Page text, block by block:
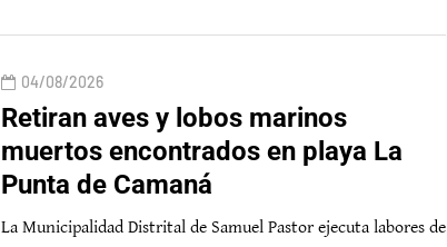
04/08/2026
Retiran aves y lobos marinos
muertos encontrados en playa La
Punta de Camaná
La Municipalidad Distrital de Samuel Pastor ejecuta labores de